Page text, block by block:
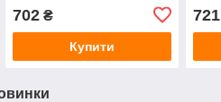
702₴
Купити
721